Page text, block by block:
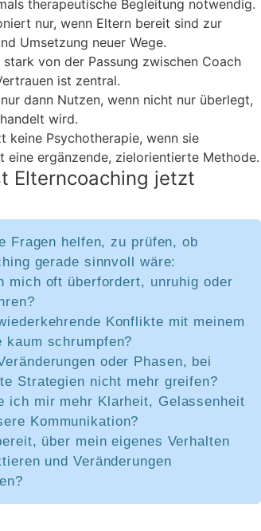
therapeutische Begleitung notwendig.
nur, wenn Eltern bereit sind zur
Umsetzung neuer Wege.
von der Passung zwischen Coach
ist zentral.
dann Nutzen, wenn nicht nur überlegt,
wird.
keine Psychotherapie, wenn sie
eine ergänzende, zielorientierte Methode.
Elterncoaching jetzt
Fragen helfen, zu prüfen, ob
gerade sinnvoll wäre:
mich oft überfordert, unruhig oder
Konflikte mit meinem
kaum schrumpfen?
oder Phasen, bei
Strategien nicht mehr greifen?
ich mir mehr Klarheit, Gelassenheit
Kommunikation?
über mein eigenes Verhalten
und Veränderungen